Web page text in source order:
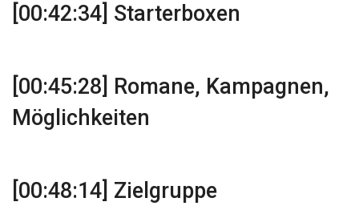
[00:42:34] Starterboxen
[00:45:28] Romane, Kampagnen,
Möglichkeiten
[00:48:14] Zielgruppe